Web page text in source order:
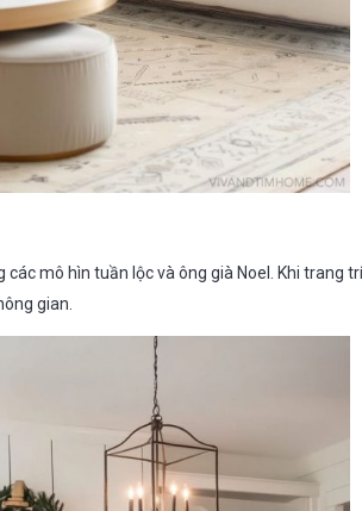
mô hìn tuần lộc và ông già Noel. Khi trang
gian.